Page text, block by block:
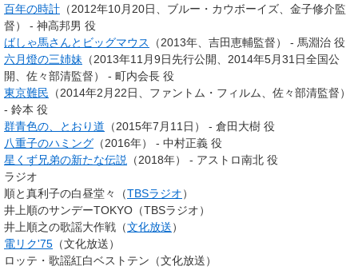
百年の時計 （2012年10月20日、ブルー・カウボーイズ、金子修介監
督） - 神高邦男 役
ばしゃ馬さんとビッグマウス
（2013年、吉田恵輔監督） - 馬淵治 役
六月燈の三姉妹 （2013年11月9日先行公開、2014年5月31日全国公
開、佐々部清監督） - 町内会長 役
東京難民 （2014年2月22日、ファントム・フィルム、佐々部清監督）
- 鈴本 役
群青色の、とおり道 （2015年7月11日） - 倉田大樹 役
八重子のハミング （2016年） - 中村正義 役
星くず兄弟の新たな伝説
（2018年） - アストロ南北 役
ラジオ
順と真利子の白昼堂々（TBSラジオ）
井上順のサンデーTOKYO（TBSラジオ）
井上順之の歌謡大作戦（文化放送）
電リク'75 （文化放送）
ロッテ・歌謡紅白ベストテン（文化放送）